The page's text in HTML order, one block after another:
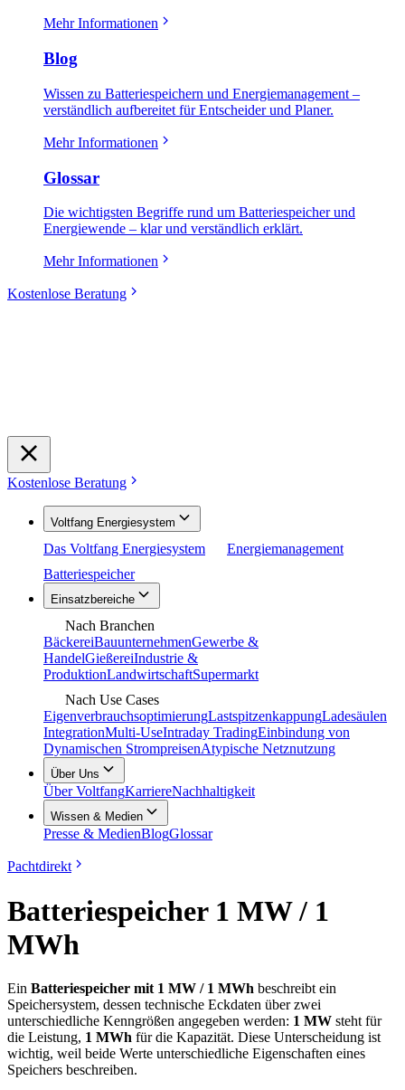
Mehr Informationen
Blog
Wissen zu Batteriespeichern und Energiemanagement –
verständlich aufbereitet für Entscheider und Planer.
Mehr Informationen
Glossar
Die wichtigsten Begriffe rund um Batteriespeicher und
Energiewende – klar und verständlich erklärt.
Mehr Informationen
Kostenlose Beratung
Kostenlose Beratung
Voltfang Energiesystem
Das Voltfang Energiesystem
Energiemanagement
Batteriespeicher
Einsatzbereiche
Nach Branchen
BäckereiBauunternehmenGewerbe &
HandelGießereiIndustrie &
ProduktionLandwirtschaftSupermarkt
Nach Use Cases
EigenverbrauchsoptimierungLastspitzenkappungLadesäulen
IntegrationMulti-UseIntraday TradingEinbindung von
Dynamischen StrompreisenAtypische Netznutzung
Über Uns
Über VoltfangKarriereNachhaltigkeit
Wissen & Medien
Presse & MedienBlogGlossar
Pachtdirekt
Batteriespeicher 1 MW / 1
MWh
Ein Batteriespeicher mit 1 MW / 1 MWh beschreibt ein
Speichersystem, dessen technische Eckdaten über zwei
unterschiedliche Kenngrößen angegeben werden: 1 MW steht für
die Leistung, 1 MWh für die Kapazität. Diese Unterscheidung ist
wichtig, weil beide Werte unterschiedliche Eigenschaften eines
Speichers beschreiben.